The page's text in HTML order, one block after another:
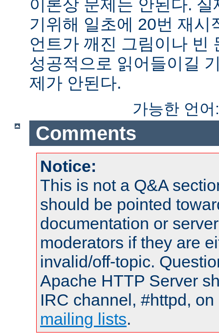
이론상 문제는 안된다.
기위해 일초에 20번 재시
언트가 깨진 그림이나 빈
성공적으로 읽어들이길
제가 안된다.
가능한 언
Comments
Notice:
This is not a Q&A
should be pointed
documentation or
moderators if they are
invalid/off-topic.
Apache HTTP Server
IRC channel, #httpd,
mailing lists.